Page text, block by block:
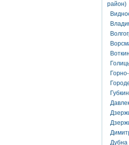
район)
Губкин
Дубна